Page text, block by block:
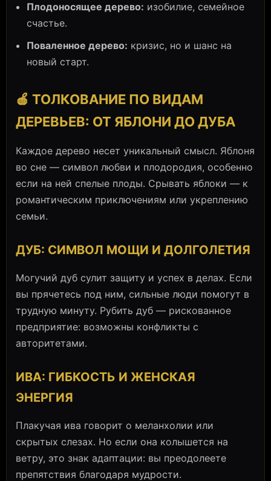
Плодоносящее дерево: изобилие, семейное
счастье.
Поваленное дерево: кризис, но и шанс на
новый старт.
🍎 ТОЛКОВАНИЕ ПО ВИДАМ
ДЕРЕВЬЕВ: ОТ ЯБЛОНИ ДО ДУБА
Каждое дерево несет уникальный смысл. Яблоня
во сне — символ любви и плодородия, особенно
если на ней спелые плоды. Срывать яблоки — к
романтическим приключениям или укреплению
семьи.
ДУБ: СИМВОЛ МОЩИ И ДОЛГОЛЕТИЯ
Могучий дуб сулит защиту и успех в делах. Если
вы прячетесь под ним, сильные люди помогут в
трудную минуту. Рубить дуб — рискованное
предприятие: возможны конфликты с
авторитетами.
ИВА: ГИБКОСТЬ И ЖЕНСКАЯ
ЭНЕРГИЯ
Плакучая ива говорит о меланхолии или
скрытых слезах. Но если она колышется на
ветру, это знак адаптации: вы преодолеете
препятствия благодаря мудрости.